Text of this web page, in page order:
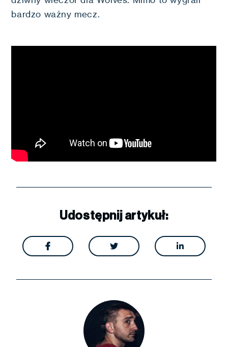
bardzo ważny mecz.
Udostępnij artykuł:
  